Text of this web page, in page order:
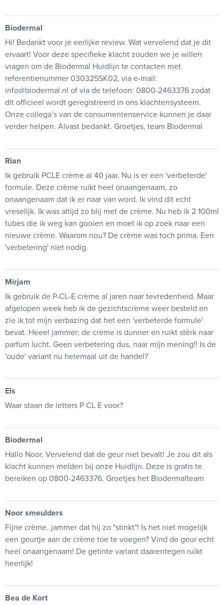
Biodermal
Hi! Bedankt voor je eerlijke review. Wat vervelend dat je dit
ervaart! Voor deze specifieke klacht zouden we je willen
vragen om de Biodermal Huidlijn te contacten met
referentienummer 030325SK02, via e-mail:
info@biodermal.nl of via de telefoon: 0800-2463376 zodat
dit officieel wordt geregistreerd in ons klachtensysteem.
Onze collega’s van de consumentenservice kunnen je daar
verder helpen. Alvast bedankt. Groetjes, team Biodermal
Rian
Ik gebruik PCLE crème al 40 jaar. Nu is er een 'verbeterde'
formule. Deze crème ruikt heel onaangenaam, zo
onaangenaam dat ik er naar van word. Ik vind dit echt
vreselijk. Ik was altijd zo blij met de crème. Nu heb ik 2 100ml
tubes die ik weg kan gooien en moet ik op zoek naar een
nieuwe crème. Waarom nou? De crème was toch prima. Een
'verbetering' niet nodig.
Mirjam
Ik gebruik de P-CL-E crème al jaren naar tevredenheid. Maar
afgelopen week heb ik de gezichtscrème weer besteld en
zie ik tot mijn verbazing dat het een 'verbeterde formule'
bevat. Heeel jammer; de crème is dunner en ruikt stèrk naar
parfum lucht. Geen verbetering dus, naar mijn mening!! Is de
'oude' variant nu helemaal uit de handel?
Els
Waar staan de letters P CL E voor?
Biodermal
Hallo Noor, Vervelend dat de geur niet bevalt! Je zou dit als
klacht kunnen melden bij onze Huidlijn. Deze is gratis te
bereiken op 0800-2463376. Groetjes het Biodermalteam
Noor smeulders
Fijne crème..jammer dat hij zo "stinkt"! Is het niet mogelijk
een geurtje aan de crème toe te voegen? Vind de geur echt
heel onaangenaam! De getinte variant daarentegen ruikt
heerlijk!
Bea de Kort